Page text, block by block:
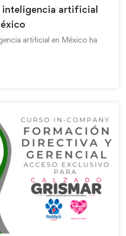
inteligencia artificial
artificial en México ha